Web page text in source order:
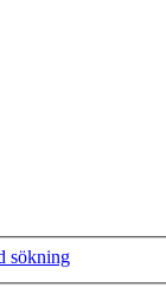
sökning